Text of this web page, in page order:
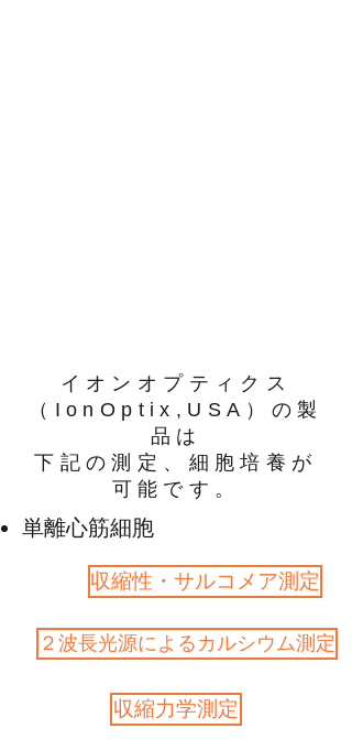
イオンオプティクス
（IonOptix,USA）の製
品は
下記の測定、細胞培養が
可能です。
単離心筋細胞
収縮性・サルコメア測定
２波長光源によるカルシウム測定
収縮力学測定